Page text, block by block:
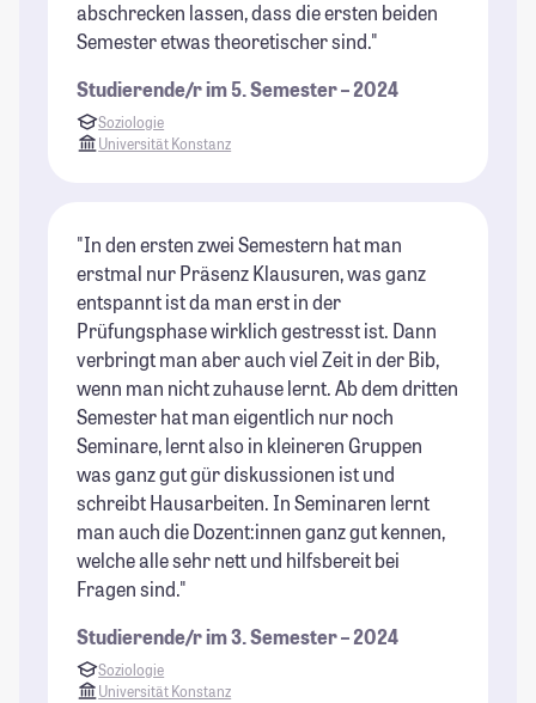
abschrecken lassen, dass die ersten beiden
Semester etwas theoretischer sind."
Studierende/r im 5. Semester – 2024
Soziologie
Universität Konstanz
"In den ersten zwei Semestern hat man
erstmal nur Präsenz Klausuren, was ganz
entspannt ist da man erst in der
Prüfungsphase wirklich gestresst ist. Dann
verbringt man aber auch viel Zeit in der Bib,
wenn man nicht zuhause lernt. Ab dem dritten
Semester hat man eigentlich nur noch
Seminare, lernt also in kleineren Gruppen
was ganz gut gür diskussionen ist und
schreibt Hausarbeiten. In Seminaren lernt
man auch die Dozent:innen ganz gut kennen,
welche alle sehr nett und hilfsbereit bei
Fragen sind."
Studierende/r im 3. Semester – 2024
Soziologie
Universität Konstanz